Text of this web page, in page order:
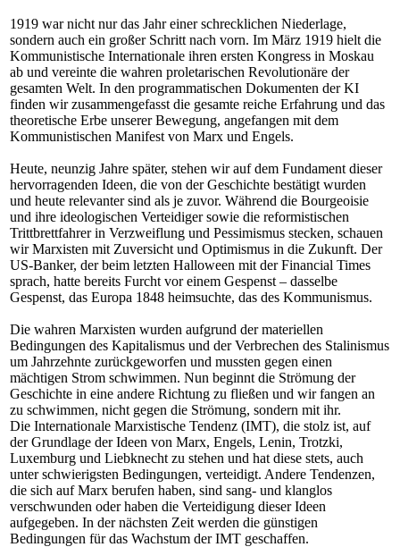
1919 war nicht nur das Jahr einer schrecklichen Niederlage,
sondern auch ein großer Schritt nach vorn. Im März 1919 hielt die
Kommunistische Internationale ihren ersten Kongress in Moskau
ab und vereinte die wahren proletarischen Revolutionäre der
gesamten Welt. In den programmatischen Dokumenten der KI
finden wir zusammengefasst die gesamte reiche Erfahrung und das
theoretische Erbe unserer Bewegung, angefangen mit dem
Kommunistischen Manifest von Marx und Engels.
Heute, neunzig Jahre später, stehen wir auf dem Fundament dieser
hervorragenden Ideen, die von der Geschichte bestätigt wurden
und heute relevanter sind als je zuvor. Während die Bourgeoisie
und ihre ideologischen Verteidiger sowie die reformistischen
Trittbrettfahrer in Verzweiflung und Pessimismus stecken, schauen
wir Marxisten mit Zuversicht und Optimismus in die Zukunft. Der
US-Banker, der beim letzten Halloween mit der Financial Times
sprach, hatte bereits Furcht vor einem Gespenst – dasselbe
Gespenst, das Europa 1848 heimsuchte, das des Kommunismus.
Die wahren Marxisten wurden aufgrund der materiellen
Bedingungen des Kapitalismus und der Verbrechen des Stalinismus
um Jahrzehnte zurückgeworfen und mussten gegen einen
mächtigen Strom schwimmen. Nun beginnt die Strömung der
Geschichte in eine andere Richtung zu fließen und wir fangen an
zu schwimmen, nicht gegen die Strömung, sondern mit ihr.
Die Internationale Marxistische Tendenz (IMT), die stolz ist, auf
der Grundlage der Ideen von Marx, Engels, Lenin, Trotzki,
Luxemburg und Liebknecht zu stehen und hat diese stets, auch
unter schwierigsten Bedingungen, verteidigt. Andere Tendenzen,
die sich auf Marx berufen haben, sind sang- und klanglos
verschwunden oder haben die Verteidigung dieser Ideen
aufgegeben. In der nächsten Zeit werden die günstigen
Bedingungen für das Wachstum der IMT geschaffen.